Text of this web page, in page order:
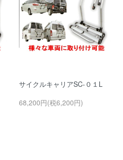
サイクルキャリアSC-０１L
68,200円(税6,200円)